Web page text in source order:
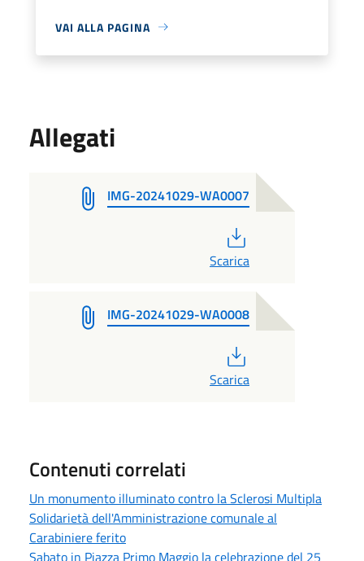
VAI ALLA PAGINA
Allegati
IMG-20241029-WA0007
Scarica
IMG-20241029-WA0008
Scarica
Contenuti correlati
Un monumento illuminato contro la Sclerosi Multipla
Solidarietà dell'Amministrazione comunale al
Carabiniere ferito
Sabato in Piazza Primo Maggio la celebrazione del 25